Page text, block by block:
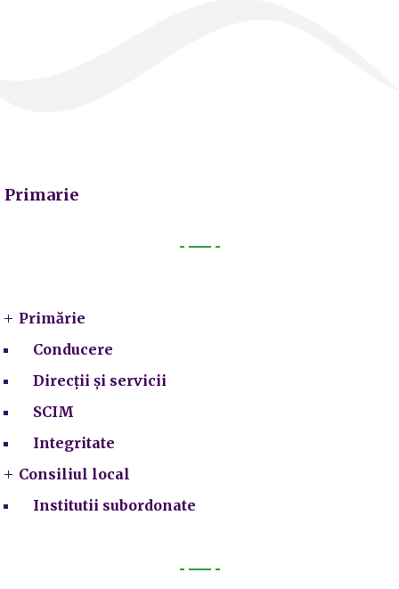
Primarie
Primărie
Conducere
Direcții și servicii
SCIM
Integritate
Consiliul local
Institutii subordonate